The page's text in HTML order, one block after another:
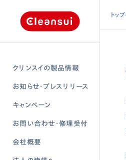
クリンスイの製品情報
お知らせ・プレスリリース
キャンペーン
お問い合わせ・修理受付
会社概要
トッ